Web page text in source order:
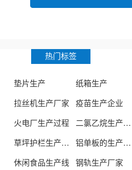
热门标签
垫片生产 纸箱生产
拉丝机生产厂家 疫苗生产企业
火电厂生产过程 二氯乙烷生产厂家
草坪护栏生产厂家 铝单板的生产厂家
休闲食品生产线 钢轨生产厂家